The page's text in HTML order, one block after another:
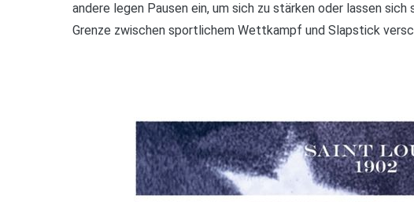
andere legen Pausen ein, um sich zu stärken oder lassen
Grenze zwischen sportlichem Wettkampf und Slapstick